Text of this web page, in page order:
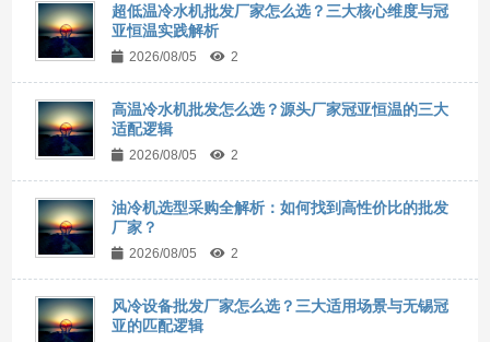
超低温冷水机批发厂家怎么选？三大核心维度与冠
亚恒温实践解析
2026/08/05 2
高温冷水机批发怎么选？源头厂家冠亚恒温的三大
适配逻辑
2026/08/05 2
油冷机选型采购全解析：如何找到高性价比的批发
厂家？
2026/08/05 2
风冷设备批发厂家怎么选？三大适用场景与无锡冠
亚的匹配逻辑